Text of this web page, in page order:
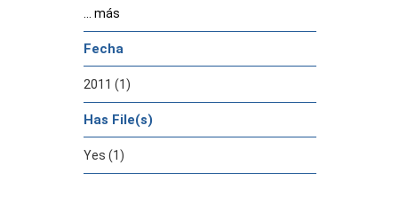
... más
Fecha
2011 (1)
Has File(s)
Yes (1)